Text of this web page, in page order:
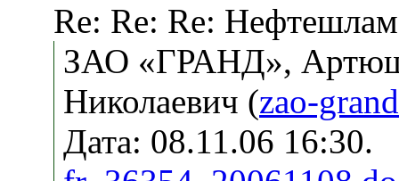
Re: Re: Re: Нефтешлам
ЗАО «ГРАНД»,
Николаевич (zao-
Дата: 08.11.06